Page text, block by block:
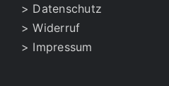
> Datenschutz
> Widerruf
> Impressum